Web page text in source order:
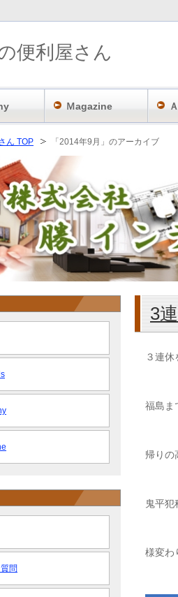
ん TOP 「2014年9月」のアーカイブ
3
３連休
福島ま
帰りの
鬼平犯
様変わ
問
便利屋さん
Ｍagazine